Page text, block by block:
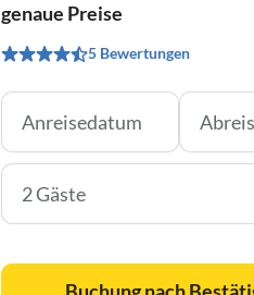
genaue Preise
5 Bewertungen
2 Gäste